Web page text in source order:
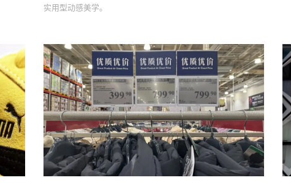
实用型动感美学。